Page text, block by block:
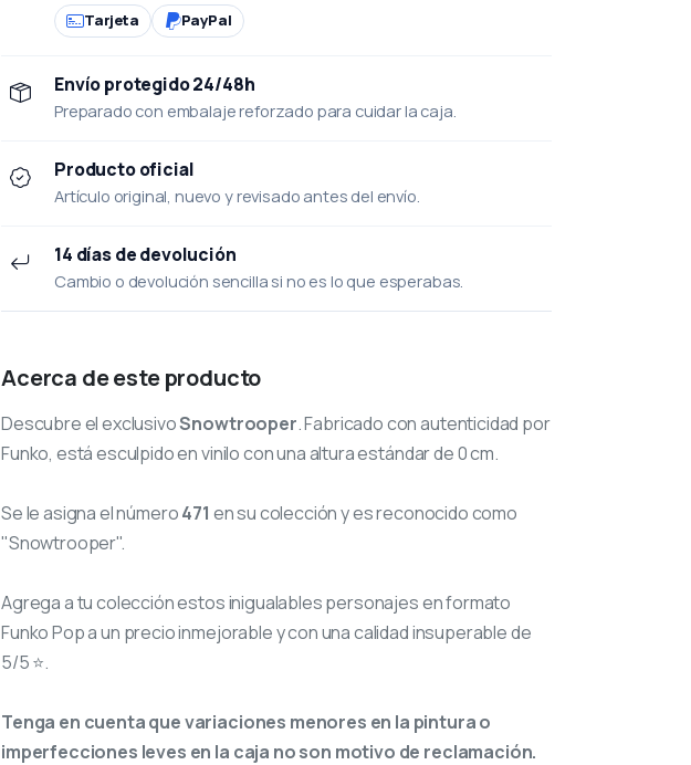
Tarjeta PayPal
Envío protegido 24/48h
Preparado con embalaje reforzado para cuidar la caja.
Producto oficial
Artículo original, nuevo y revisado antes del envío.
14 días de devolución
Cambio o devolución sencilla si no es lo que esperabas.
Acerca de este producto
Descubre el exclusivoSnowtrooper. Fabricado con autenticidad por
Funko, está esculpido en vinilo con una altura estándar de 0 cm.
Se le asigna el número471 en su colección y es reconocido como
"Snowtrooper".
Agrega a tu colección estos inigualables personajes en formato
Funko Pop a un precio inmejorable y con una calidad insuperable de
5/5 ⭐.
Tenga en cuenta que variaciones menores en la pintura o
imperfecciones leves en la caja no son motivo de reclamación.